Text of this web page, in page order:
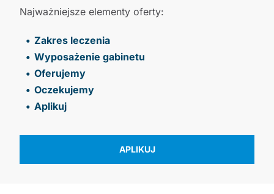
Najważniejsze elementy oferty:
Zakres leczenia
Wyposażenie gabinetu
Oferujemy
Oczekujemy
Aplikuj
APLIKUJ